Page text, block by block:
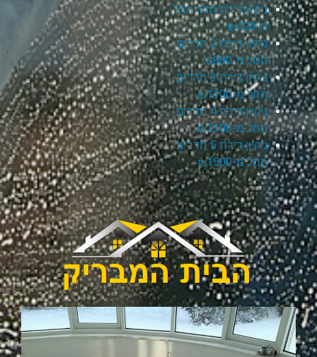
ניקיון דירת חדר החל
מ-₪400
ניקיון דירת 2 חדרים
החל מ-₪800
ניקיון דירת 3 חדרים
החל מ-₪1100
ניקיון דירת 4 חדרים
החל מ-₪1300
ניקיון דירת 5 חדרים
החל מ-₪1500